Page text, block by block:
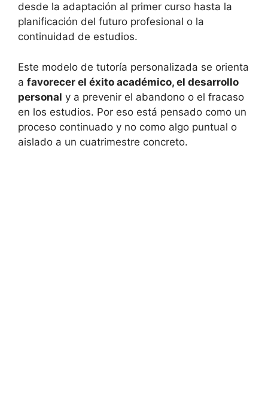
desde la adaptación al primer curso hasta la
planificación del futuro profesional o la
continuidad de estudios.
Este modelo de tutoría personalizada se orienta
a favorecer el éxito académico, el desarrollo
personal y a prevenir el abandono o el fracaso
en los estudios. Por eso está pensado como un
proceso continuado y no como algo puntual o
aislado a un cuatrimestre concreto.